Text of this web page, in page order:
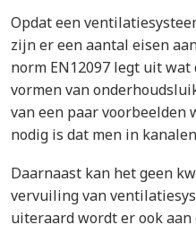
Opdat een
zijn er een aantal eisen
norm EN12097 legt uit
vormen van
van een paar voorbeelden
nodig is dat men in
Daarnaast kan het geen
vervuiling van
uiteraard wordt er ook aan